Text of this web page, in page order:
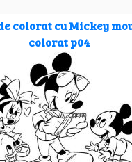
colorat cu Mickey
colorat p04